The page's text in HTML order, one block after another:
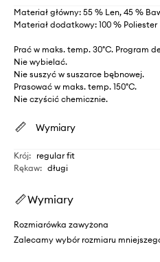
Materiał główny: 55 % Len, 45 %
Materiał dodatkowy: 100 % Poliester
Prać w maks. temp. 30°C. Program
Nie wybielać.
Nie suszyć w suszarce bębnowej.
Prasować w maks. temp. 150°C.
Nie czyścić chemicznie.
Wymiary
Krój: regular fit
Rękaw: długi
Wymiary
Rozmiarówka zawyżona
Zalecamy wybór rozmiaru